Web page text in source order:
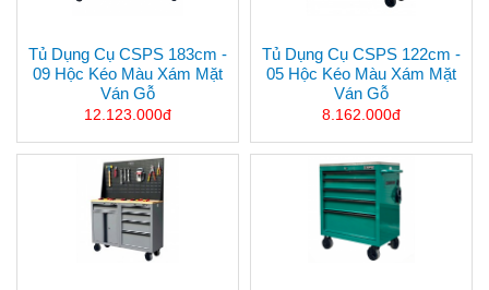
Tủ Dụng Cụ CSPS 183cm -
09 Hộc Kéo Màu Xám Mặt
Ván Gỗ
12.123.000đ
Tủ Dụng Cụ CSPS 122cm -
05 Hộc Kéo Màu Xám Mặt
Ván Gỗ
8.162.000đ